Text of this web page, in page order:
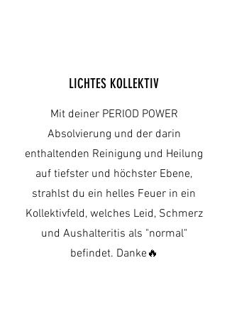
LICHTES KOLLEKTIV
Mit deiner PERIOD POWER
Absolvierung und der darin
enthaltenden Reinigung und Heilung
auf tiefster und höchster Ebene,
strahlst du ein helles Feuer in ein
Kollektivfeld, welches Leid, Schmerz
und Aushalteritis als "normal"
befindet. Danke🔥